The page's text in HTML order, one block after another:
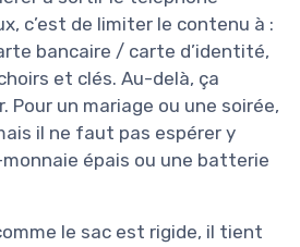
c’est de limiter le contenu à :
bancaire / carte d’identité,
et clés. Au-delà, ça
Pour un mariage ou une soirée,
il ne faut pas espérer y
épais ou une batterie
le sac est rigide, il tient